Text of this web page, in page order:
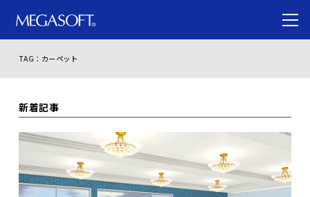
TAG：カーペット
新着記事